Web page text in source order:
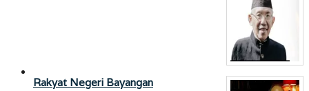
Rakyat Negeri Bayangan